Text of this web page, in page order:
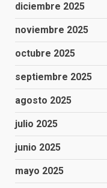
diciembre 2025
noviembre 2025
octubre 2025
septiembre 2025
agosto 2025
julio 2025
junio 2025
mayo 2025